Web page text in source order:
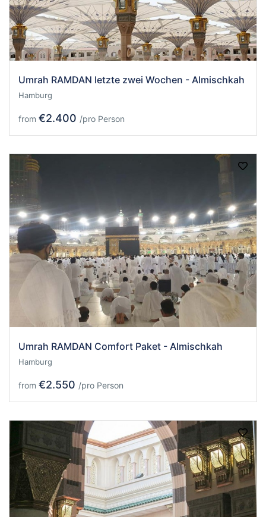
Umrah RAMDAN letzte zwei Wochen - Almischkah
Hamburg
from €2.400 /pro Person
Umrah RAMDAN Comfort Paket - Almischkah
Hamburg
from €2.550 /pro Person